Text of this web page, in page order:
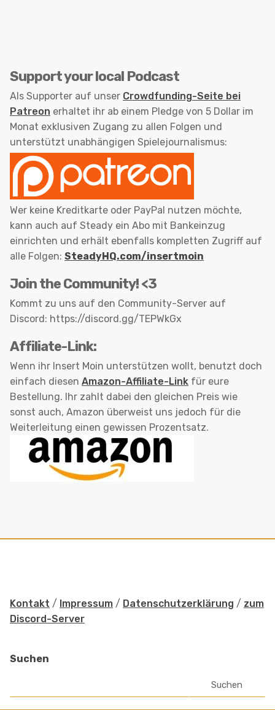
Support your local Podcast
Als Supporter auf unser Crowdfunding-Seite bei
Patreon erhaltet ihr ab einem Pledge von 5 Dollar im
Monat exklusiven Zugang zu allen Folgen und
unterstützt unabhängigen Spielejournalismus:
Wer keine Kreditkarte oder PayPal nutzen möchte,
kann auch auf Steady ein Abo mit Bankeinzug
einrichten und erhält ebenfalls kompletten Zugriff auf
alle Folgen: SteadyHQ.com/insertmoin
Join the Community! <3
Kommt zu uns auf den Community-Server auf
Discord: https://discord.gg/TEPWkGx
Affiliate-Link:
Wenn ihr Insert Moin unterstützen wollt, benutzt doch
einfach diesen Amazon-Affiliate-Link für eure
Bestellung. Ihr zahlt dabei den gleichen Preis wie
sonst auch, Amazon überweist uns jedoch für die
Weiterleitung einen gewissen Prozentsatz.
Kontakt / Impressum / Datenschutzerklärung / zum
Discord-Server
Suchen
Suchen